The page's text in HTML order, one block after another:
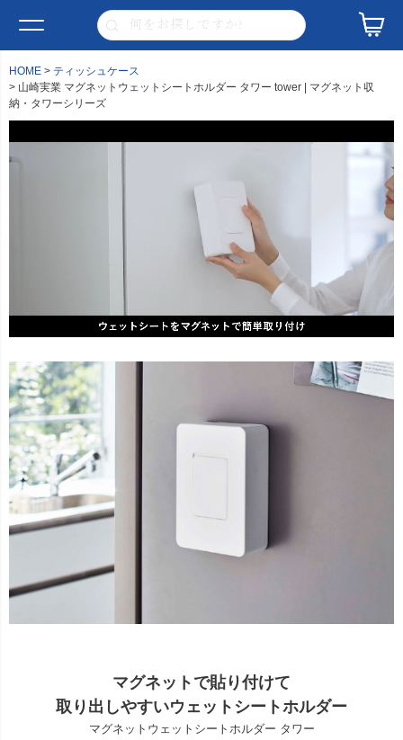
HOME
ティッシュケース
山崎実業 マグネットウェットシートホルダー タワー tower | マグネット収
納・タワーシリーズ
マグネットで貼り付けて
取り出しやすいウェットシートホルダー
マグネットウェットシートホルダー タワー